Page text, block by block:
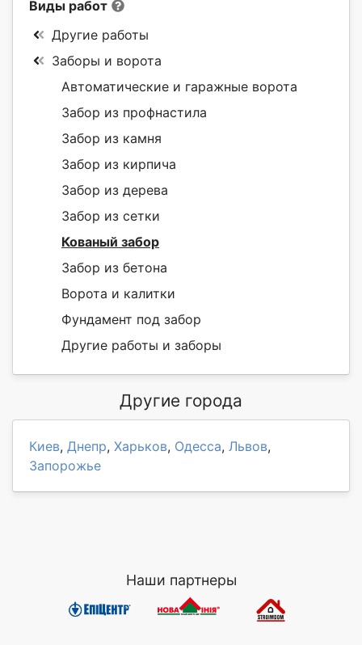
Виды работ
Другие работы
Заборы и ворота
Автоматические и гаражные ворота
Забор из профнастила
Забор из камня
Забор из кирпича
Забор из дерева
Забор из сетки
Кованый забор
Забор из бетона
Ворота и калитки
Фундамент под забор
Другие работы и заборы
Другие города
Киев, Днепр, Харьков, Одесса, Львов,
Запорожье
Наши партнеры